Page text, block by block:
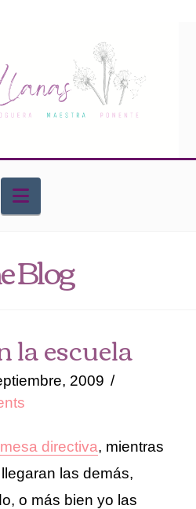
Navigation
Blog
la escuela
2009
mesa directiva, mientras
las demás,
o más bien yo las